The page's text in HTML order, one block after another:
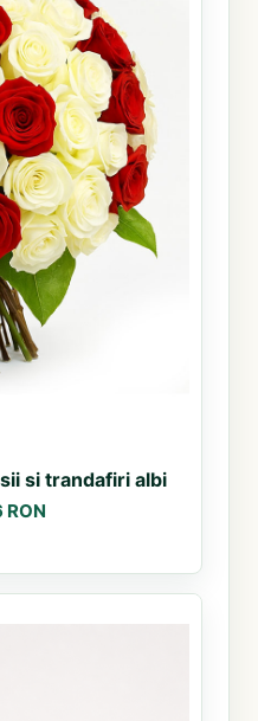
si trandafiri albi
RON